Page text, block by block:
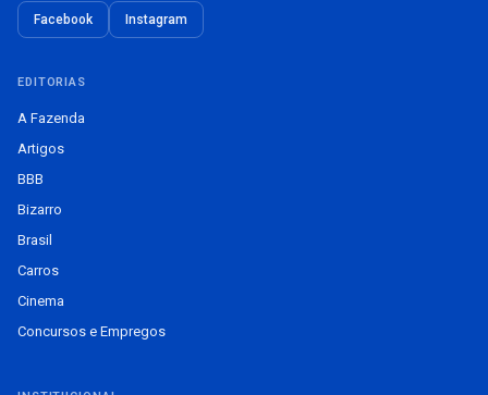
Facebook Instagram
EDITORIAS
A Fazenda
Artigos
BBB
Bizarro
Brasil
Carros
Cinema
Concursos e Empregos